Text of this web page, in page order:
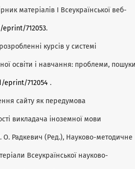
матеріалів І Всеукраїнської веб-
712053.
курсів у системі
освіти і навчання: проблеми, пошуки
eprint/712054 .
сайту як передумова
викладача іноземної мови
О. Радкевич (Ред.), Науково-методичне
Всеукраїнської науково-